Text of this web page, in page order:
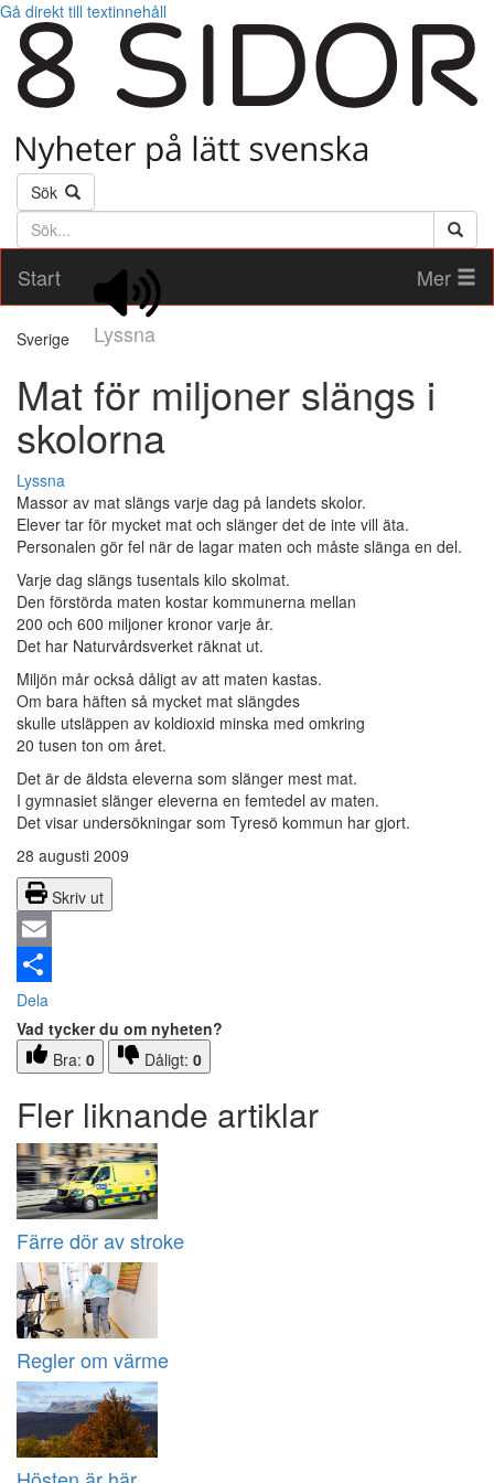
Gå direkt till textinnehåll
Sök
Söktext
Start
Lyssna
Mer
Sverige
Mat för miljoner slängs i
skolorna
Lyssna
Massor av mat slängs varje dag på landets skolor.
Elever tar för mycket mat och slänger det de inte vill äta.
Personalen gör fel när de lagar maten och måste slänga en del.
Varje dag slängs tusentals kilo skolmat.
Den förstörda maten kostar kommunerna mellan
200 och 600 miljoner kronor varje år.
Det har Naturvårdsverket räknat ut.
Miljön mår också dåligt av att maten kastas.
Om bara häften så mycket mat slängdes
skulle utsläppen av koldioxid minska med omkring
20 tusen ton om året.
Det är de äldsta eleverna som slänger mest mat.
I gymnasiet slänger eleverna en femtedel av maten.
Det visar undersökningar som Tyresö kommun har gjort.
28 augusti 2009
Skriv ut
Email
Dela
Vad tycker du om nyheten?
Bra: 0 Dåligt: 0
Fler liknande artiklar
Färre dör av stroke
Regler om värme